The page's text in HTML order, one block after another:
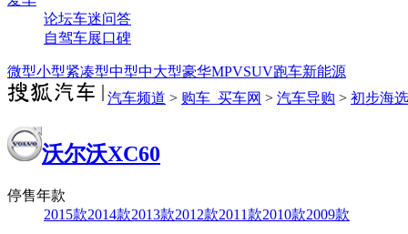
论坛车迷问答
自驾车展口碑
微型小型紧凑型中型中大型豪华MPVSUV跑车新能源
汽车频道 > 购车_买车网 > 汽车导购 > 初步海选
沃尔沃XC60
停售年款
2015款2014款2013款2012款2011款2010款2009款